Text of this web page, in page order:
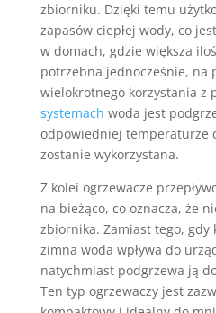
zbiorniku. Dzięki temu
zapasów ciepłej wody, co
w domach, gdzie większa
potrzebna jednocześnie, na
wielokrotnego korzystania z
systemach woda jest
odpowiedniej temperaturze
zostanie wykorzystana.
Z kolei ogrzewacze
na bieżąco, co oznacza, że
zbiornika. Zamiast tego, gdy
zimna woda wpływa do
natychmiast podgrzewa ją
Ten typ ogrzewaczy jest